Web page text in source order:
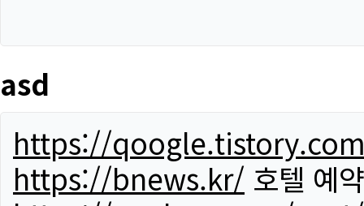
asd
https://
https://bnews.kr/ 호텔 예약